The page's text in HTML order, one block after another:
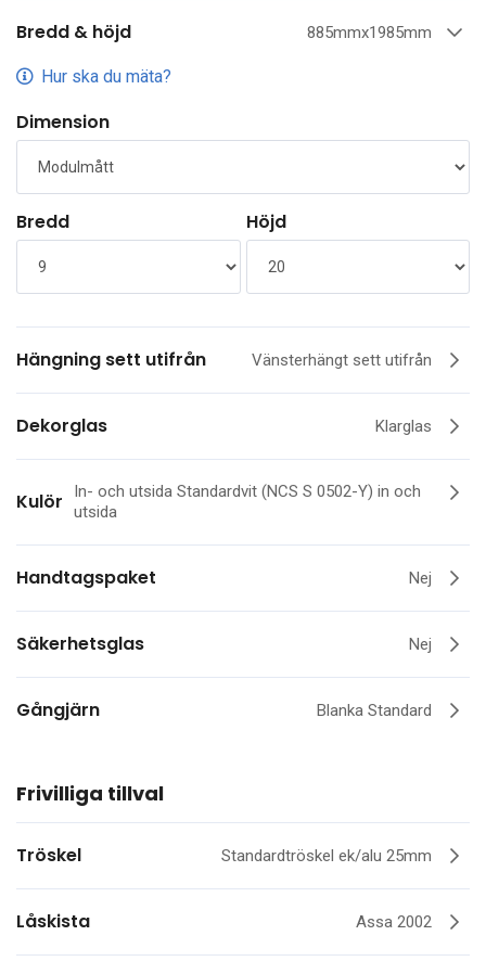
Bredd & höjd 885mmx1985mm
Hur ska du mäta?
Dimension
Bredd Höjd
Hängning sett utifrån Vänsterhängt sett utifrån
Dekorglas Klarglas
Kulör
In- och utsida Standardvit (NCS S 0502-Y) in och
utsida
Handtagspaket Nej
Säkerhetsglas Nej
Gångjärn Blanka Standard
Frivilliga tillval
Tröskel Standardtröskel ek/alu 25mm
Låskista Assa 2002